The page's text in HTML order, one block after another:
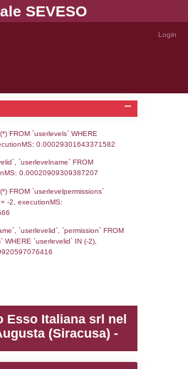
Portale
COUNT(*) FROM `userlevels`
`userlevelid`, `userlevelname`
`tablename`, `userlevelid`,